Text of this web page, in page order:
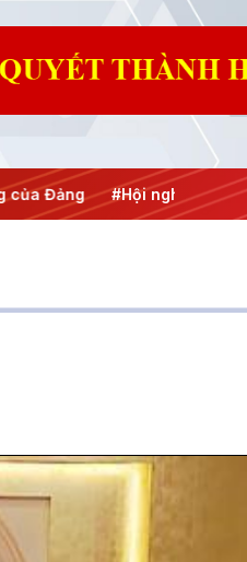
#Hội nghị Trung ương 3